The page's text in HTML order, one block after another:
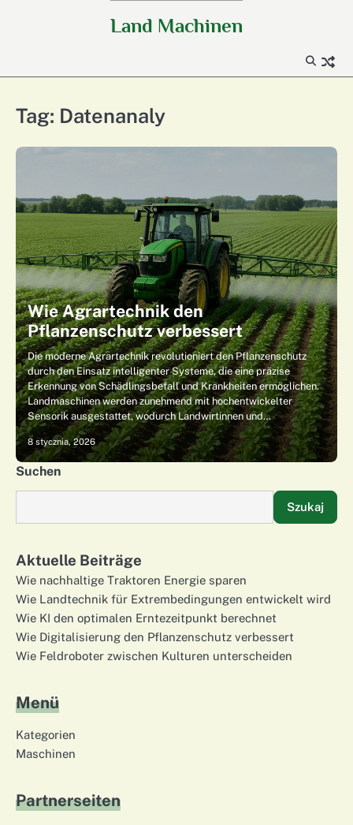
Land Machinen
Tag: Datenanaly
Wie Agrartechnik den
Pflanzenschutz verbessert
Die moderne Agrartechnik revolutioniert den Pflanzenschutz
durch den Einsatz intelligenter Systeme, die eine präzise
Erkennung von Schädlingsbefall und Krankheiten ermöglichen.
Landmaschinen werden zunehmend mit hochentwickelter
Sensorik ausgestattet, wodurch Landwirtinnen und…
8 stycznia, 2026
Suchen
Szukaj
Aktuelle Beiträge
Wie nachhaltige Traktoren Energie sparen
Wie Landtechnik für Extrembedingungen entwickelt wird
Wie KI den optimalen Erntezeitpunkt berechnet
Wie Digitalisierung den Pflanzenschutz verbessert
Wie Feldroboter zwischen Kulturen unterscheiden
Menü
Kategorien
Maschinen
Partnerseiten